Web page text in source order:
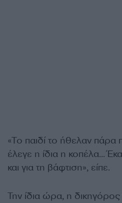
«Το παιδί το ήθελαν πάρα
έλεγε η ίδια η κοπέλα…
και για τη βάφτιση», είπε.
Την ίδια ώρα, η